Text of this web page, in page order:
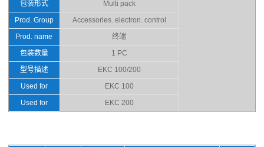
包装形式
Multi pack
Prod. Group
Accessories. electron. control
Prod. name
终端
包装数量
1 PC
型号描述
EKC 100/200
Used for
EKC 100
Used for
EKC 200